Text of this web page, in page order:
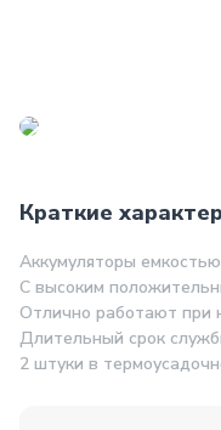
Краткие
Аккумуляторы
С высоким
Отлично работают при
Длительный срок
2 штуки в